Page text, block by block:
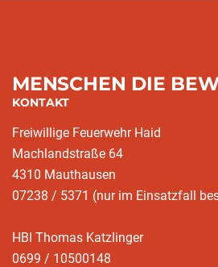
MENSCHEN DIE
KONTAKT
Freiwillige Feuerwehr Haid
Machlandstraße 64
4310 Mauthausen
07238 / 5371 (nur im Einsatzfall
HBI Thomas Katzlinger
0699 / 10500148